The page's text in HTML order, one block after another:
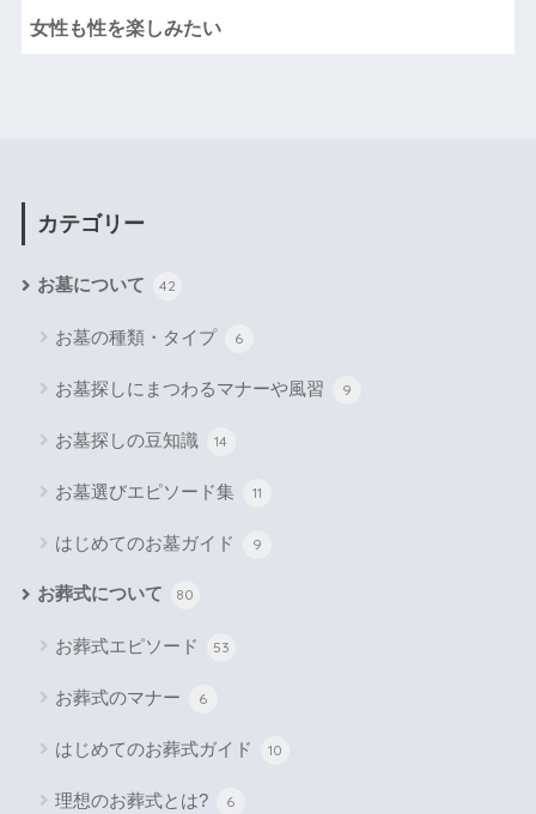
女性も性を楽しみたい
カテゴリー
お墓について 42
お墓の種類・タイプ 6
お墓探しにまつわるマナーや風習 9
お墓探しの豆知識 14
お墓選びエピソード集 11
はじめてのお墓ガイド 9
お葬式について 80
お葬式エピソード 53
お葬式のマナー 6
はじめてのお葬式ガイド 10
理想のお葬式とは? 6